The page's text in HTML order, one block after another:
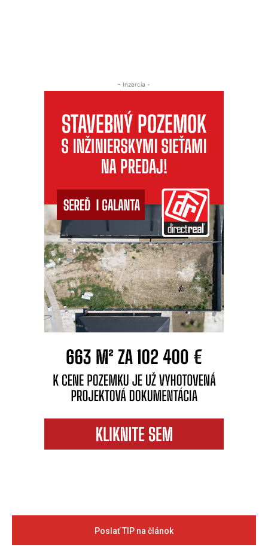
- Inzercia -
Poslať TIP na článok